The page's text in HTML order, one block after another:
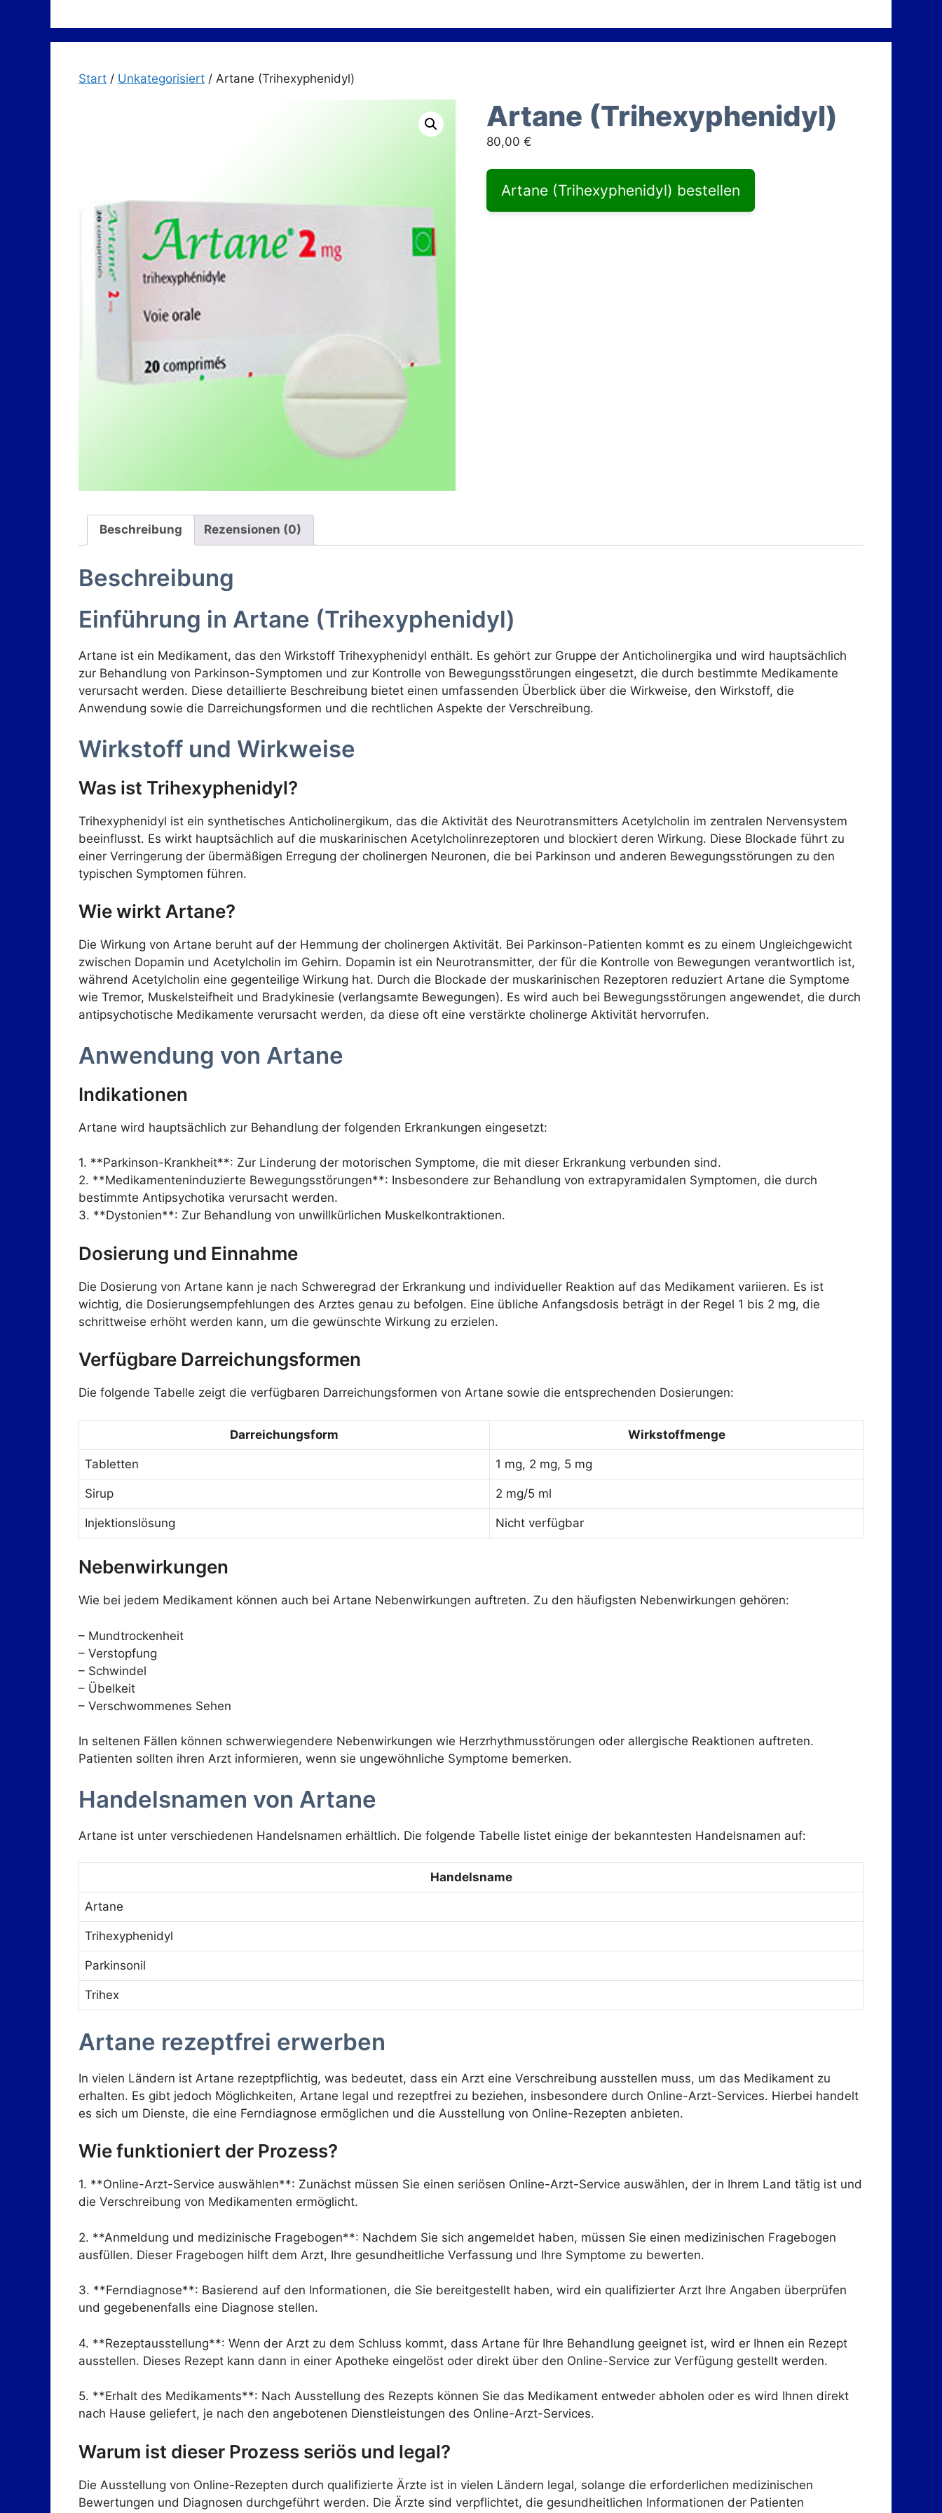
Start / Unkategorisiert / Artane (Trihexyphenidyl)
Artane (Trihexyphenidyl)
80,00€
Artane (Trihexyphenidyl) bestellen
Beschreibung Rezensionen (0)
Beschreibung
Einführung in Artane (Trihexyphenidyl)
Artane ist ein Medikament, das den Wirkstoff Trihexyphenidyl enthält. Es gehört zur Gruppe der Anticholinergika und wird hauptsächlich
zur Behandlung von Parkinson-Symptomen und zur Kontrolle von Bewegungsstörungen eingesetzt, die durch bestimmte Medikamente
verursacht werden. Diese detaillierte Beschreibung bietet einen umfassenden Überblick über die Wirkweise, den Wirkstoff, die
Anwendung sowie die Darreichungsformen und die rechtlichen Aspekte der Verschreibung.
Wirkstoff und Wirkweise
Was ist Trihexyphenidyl?
Trihexyphenidyl ist ein synthetisches Anticholinergikum, das die Aktivität des Neurotransmitters Acetylcholin im zentralen Nervensystem
beeinflusst. Es wirkt hauptsächlich auf die muskarinischen Acetylcholinrezeptoren und blockiert deren Wirkung. Diese Blockade führt zu
einer Verringerung der übermäßigen Erregung der cholinergen Neuronen, die bei Parkinson und anderen Bewegungsstörungen zu den
typischen Symptomen führen.
Wie wirkt Artane?
Die Wirkung von Artane beruht auf der Hemmung der cholinergen Aktivität. Bei Parkinson-Patienten kommt es zu einem Ungleichgewicht
zwischen Dopamin und Acetylcholin im Gehirn. Dopamin ist ein Neurotransmitter, der für die Kontrolle von Bewegungen verantwortlich ist,
während Acetylcholin eine gegenteilige Wirkung hat. Durch die Blockade der muskarinischen Rezeptoren reduziert Artane die Symptome
wie Tremor, Muskelsteifheit und Bradykinesie (verlangsamte Bewegungen). Es wird auch bei Bewegungsstörungen angewendet, die durch
antipsychotische Medikamente verursacht werden, da diese oft eine verstärkte cholinerge Aktivität hervorrufen.
Anwendung von Artane
Indikationen
Artane wird hauptsächlich zur Behandlung der folgenden Erkrankungen eingesetzt:
1. **Parkinson-Krankheit**: Zur Linderung der motorischen Symptome, die mit dieser Erkrankung verbunden sind.
2. **Medikamenteninduzierte Bewegungsstörungen**: Insbesondere zur Behandlung von extrapyramidalen Symptomen, die durch
bestimmte Antipsychotika verursacht werden.
3. **Dystonien**: Zur Behandlung von unwillkürlichen Muskelkontraktionen.
Dosierung und Einnahme
Die Dosierung von Artane kann je nach Schweregrad der Erkrankung und individueller Reaktion auf das Medikament variieren. Es ist
wichtig, die Dosierungsempfehlungen des Arztes genau zu befolgen. Eine übliche Anfangsdosis beträgt in der Regel 1 bis 2 mg, die
schrittweise erhöht werden kann, um die gewünschte Wirkung zu erzielen.
Verfügbare Darreichungsformen
Die folgende Tabelle zeigt die verfügbaren Darreichungsformen von Artane sowie die entsprechenden Dosierungen:
Darreichungsform Wirkstoffmenge
Tabletten 1 mg, 2 mg, 5 mg
Sirup 2 mg/5 ml
Injektionslösung Nicht verfügbar
Nebenwirkungen
Wie bei jedem Medikament können auch bei Artane Nebenwirkungen auftreten. Zu den häufigsten Nebenwirkungen gehören:
– Mundtrockenheit
– Verstopfung
– Schwindel
– Übelkeit
– Verschwommenes Sehen
In seltenen Fällen können schwerwiegendere Nebenwirkungen wie Herzrhythmusstörungen oder allergische Reaktionen auftreten.
Patienten sollten ihren Arzt informieren, wenn sie ungewöhnliche Symptome bemerken.
Handelsnamen von Artane
Artane ist unter verschiedenen Handelsnamen erhältlich. Die folgende Tabelle listet einige der bekanntesten Handelsnamen auf:
Handelsname
Artane
Trihexyphenidyl
Parkinsonil
Trihex
Artane rezeptfrei erwerben
In vielen Ländern ist Artane rezeptpflichtig, was bedeutet, dass ein Arzt eine Verschreibung ausstellen muss, um das Medikament zu
erhalten. Es gibt jedoch Möglichkeiten, Artane legal und rezeptfrei zu beziehen, insbesondere durch Online-Arzt-Services. Hierbei handelt
es sich um Dienste, die eine Ferndiagnose ermöglichen und die Ausstellung von Online-Rezepten anbieten.
Wie funktioniert der Prozess?
1. **Online-Arzt-Service auswählen**: Zunächst müssen Sie einen seriösen Online-Arzt-Service auswählen, der in Ihrem Land tätig ist und
die Verschreibung von Medikamenten ermöglicht.
2. **Anmeldung und medizinische Fragebogen**: Nachdem Sie sich angemeldet haben, müssen Sie einen medizinischen Fragebogen
ausfüllen. Dieser Fragebogen hilft dem Arzt, Ihre gesundheitliche Verfassung und Ihre Symptome zu bewerten.
3. **Ferndiagnose**: Basierend auf den Informationen, die Sie bereitgestellt haben, wird ein qualifizierter Arzt Ihre Angaben überprüfen
und gegebenenfalls eine Diagnose stellen.
4. **Rezeptausstellung**: Wenn der Arzt zu dem Schluss kommt, dass Artane für Ihre Behandlung geeignet ist, wird er Ihnen ein Rezept
ausstellen. Dieses Rezept kann dann in einer Apotheke eingelöst oder direkt über den Online-Service zur Verfügung gestellt werden.
5. **Erhalt des Medikaments**: Nach Ausstellung des Rezepts können Sie das Medikament entweder abholen oder es wird Ihnen direkt
nach Hause geliefert, je nach den angebotenen Dienstleistungen des Online-Arzt-Services.
Warum ist dieser Prozess seriös und legal?
Die Ausstellung von Online-Rezepten durch qualifizierte Ärzte ist in vielen Ländern legal, solange die erforderlichen medizinischen
Bewertungen und Diagnosen durchgeführt werden. Die Ärzte sind verpflichtet, die gesundheitlichen Informationen der Patienten